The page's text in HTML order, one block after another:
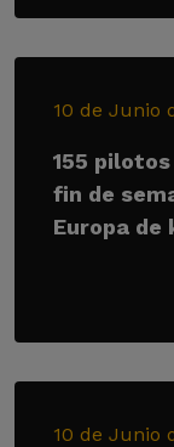
10 de Junio
155
fin de
Europa de
10 de Junio